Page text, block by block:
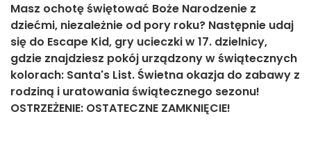
Masz ochotę świętować Boże Narodzenie z
dziećmi, niezależnie od pory roku? Następnie udaj
się do Escape Kid, gry ucieczki w 17. dzielnicy,
gdzie znajdziesz pokój urządzony w świątecznych
kolorach: Santa's List. Świetna okazja do zabawy z
rodziną i uratowania świątecznego sezonu!
OSTRZEŻENIE: OSTATECZNE ZAMKNIĘCIE!